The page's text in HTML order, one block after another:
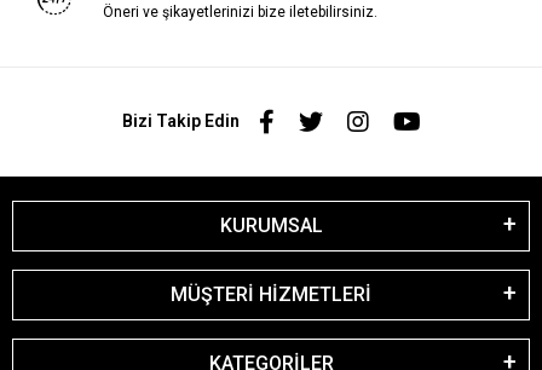
Öneri ve şikayetlerinizi bize iletebilirsiniz.
Bizi Takip Edin
KURUMSAL
MÜŞTERİ HİZMETLERİ
KATEGORİLER